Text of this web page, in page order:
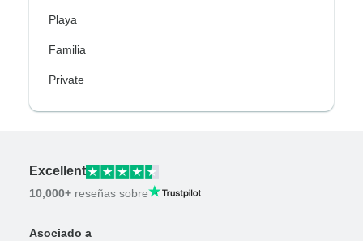
Playa
Familia
Private
Excellent
10,000+ reseñas sobre
Asociado a